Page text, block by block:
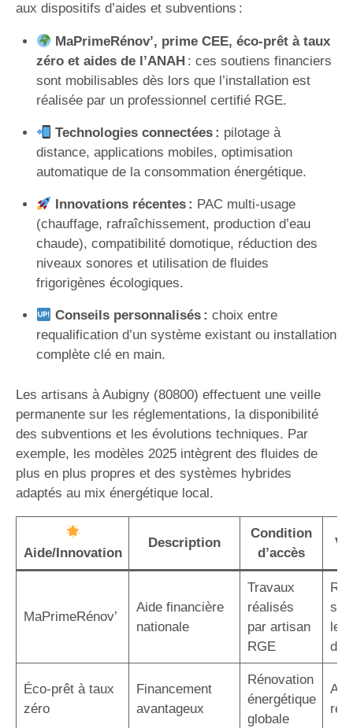
aux dispositifs d’aides et subventions :
MaPrimeRénov’, prime CEE, éco-prêt à taux
zéro et aides de l’ANAH : ces soutiens financiers
sont mobilisables dès lors que l’installation est
réalisée par un professionnel certifié RGE.
Technologies connectées : pilotage à
distance, applications mobiles, optimisation
automatique de la consommation énergétique.
Innovations récentes : PAC multi-usage
(chauffage, rafraîchissement, production d’eau
chaude), compatibilité domotique, réduction des
niveaux sonores et utilisation de fluides
frigorigènes écologiques.
Conseils personnalisés : choix entre
requalification d’un système existant ou installation
complète clé en main.
Les artisans à Aubigny (80800) effectuent une veille
permanente sur les réglementations, la disponibilité
des subventions et les évolutions techniques. Par
exemple, les modèles 2025 intègrent des fluides de
plus en plus propres et des systèmes hybrides
adaptés au mix énergétique local.
Aide/Innovation
Description
Condition
d’accès
MaPrimeRénov’
Aide financière
nationale
Travaux
réalisés
par artisan
RGE
le
Éco-prêt à taux
zéro
Financement
avantageux
Rénovation
énergétique
globale